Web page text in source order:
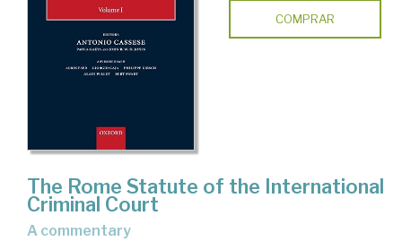
COMPRAR
The Rome Statute of the International
Criminal Court
a commentary